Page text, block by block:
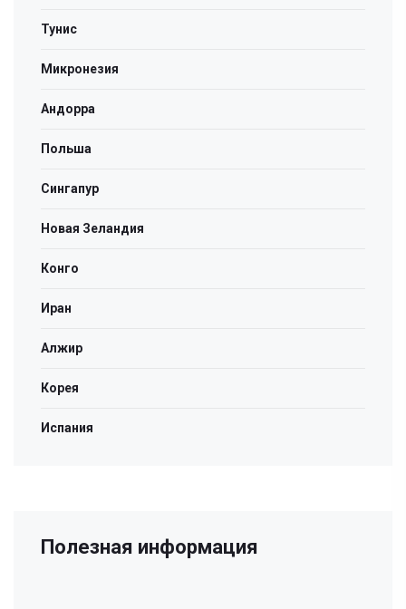
Тунис
Микронезия
Андорра
Польша
Сингапур
Новая Зеландия
Конго
Иран
Алжир
Корея
Испания
Полезная информация